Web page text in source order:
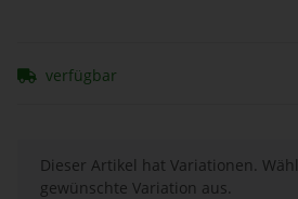
verfügbar
xDieser Artikel hat Variationen.
gewünschte Variation aus.